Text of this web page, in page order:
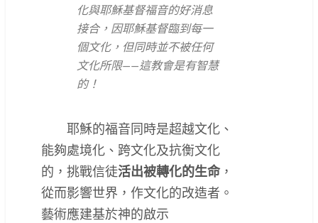
化與耶穌基督福音的好消息
接合，因耶穌基督臨到每一
個文化，但同時並不被任何
文化所限——這教會是有智慧
的！
耶穌的福音同時是超越文化、
能夠處境化、跨文化及抗衡文化
的，挑戰信徒活出被轉化的生命，
從而影響世界，作文化的改造者。
藝術應建基於神的啟示